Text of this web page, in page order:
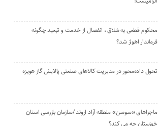
محکوم قطعی به شلاق ، انفصال از خدمت و تبعید چگونه
فرماندار اهواز شد؟
تحول داده‌محور در مدیریت کالاهای صنعتی پالایش گاز هویزه
ماجراهای «سوسن» منطقه آزاد اروند /سازمان بازرسی استان
خوزستان چه می کند؟